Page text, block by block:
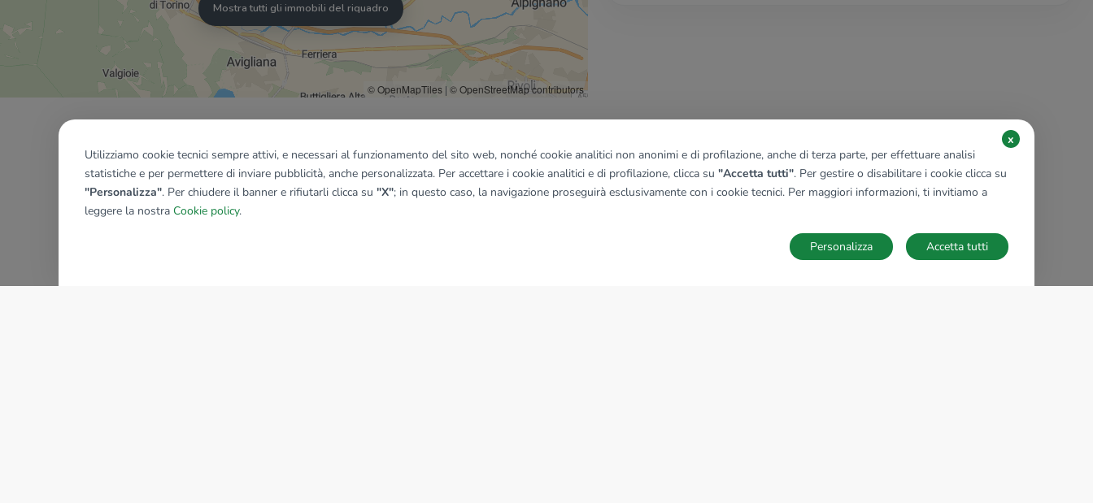
© OpenMapTiles| © OpenStreetMap contributors
Mostra tutti gli immobili del riquadro
Utilizziamo cookie tecnici sempre attivi, e necessari al funzionamento del sito web, nonché cookie analitici non anonimi e di profilazione, anche di terza parte, per effettuare analisi
statistiche e per permettere di inviare pubblicità, anche personalizzata. Per accettare i cookie analitici e di profilazione, clicca su "Accetta tutti". Per gestire o disabilitare i cookie clicca su
"Personalizza". Per chiudere il banner e rifiutarli clicca su "X"; in questo caso, la navigazione proseguirà esclusivamente con i cookie tecnici. Per maggiori informazioni, ti invitiamo a
leggere la nostra Cookie policy.
x
Accetta tutti
Personalizza